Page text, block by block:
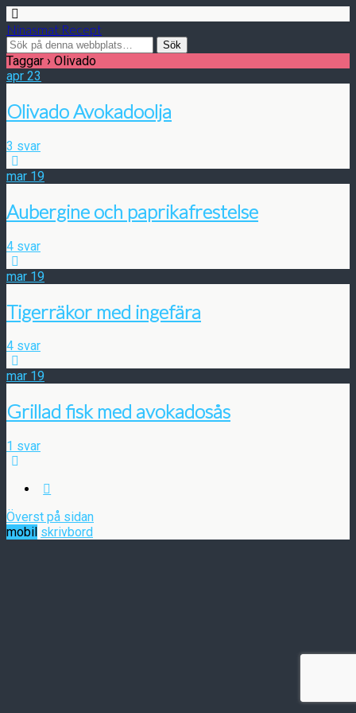
Ninasmat Recept
Taggar › Olivado
apr 23
Olivado Avokadoolja
3 svar
mar 19
Aubergine och paprikafrestelse
4 svar
mar 19
Tigerräkor med ingefära
4 svar
mar 19
Grillad fisk med avokadosås
1 svar
Överst på sidan
mobil skrivbord